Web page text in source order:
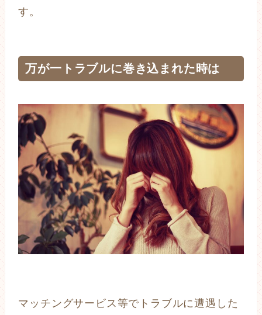
す。
万が一トラブルに巻き込まれた時は
マッチングサービス等でトラブルに遭遇した